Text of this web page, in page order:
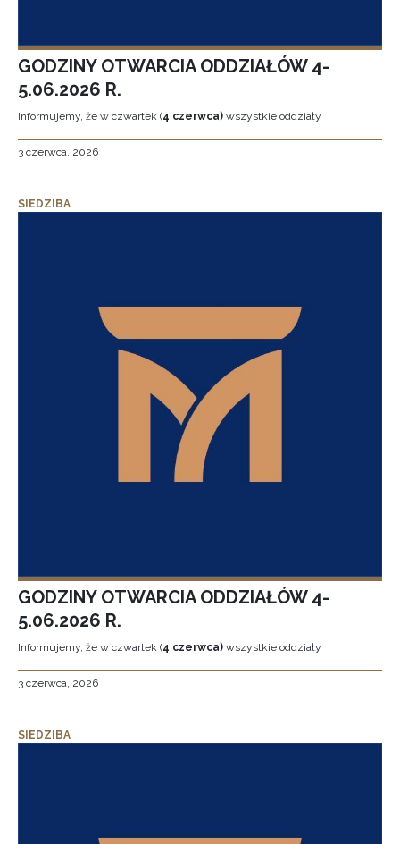
GODZINY OTWARCIA ODDZIAŁÓW 4-
5.06.2026 R.
Informujemy, że w czwartek (4 czerwca) wszystkie oddziały
3 czerwca, 2026
SIEDZIBA
GODZINY OTWARCIA ODDZIAŁÓW 4-
5.06.2026 R.
Informujemy, że w czwartek (4 czerwca) wszystkie oddziały
3 czerwca, 2026
SIEDZIBA